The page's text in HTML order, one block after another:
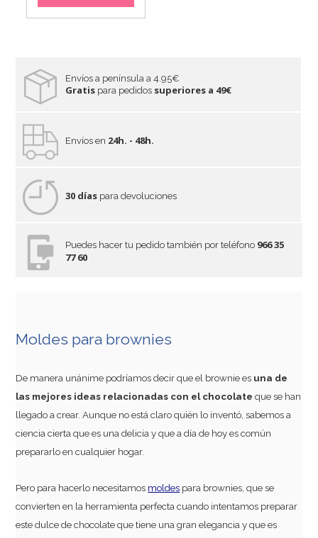
Envíos a península a 4.95€
Gratis para pedidos superiores a 49€
Envíos en 24h. - 48h.
30 días para devoluciones
Puedes hacer tu pedido también por teléfono 966 35
77 60
Moldes para brownies
De manera unánime podríamos decir que el brownie es una de
las mejores ideas relacionadas con el chocolate que se han
llegado a crear. Aunque no está claro quién lo inventó, sabemos a
ciencia cierta que es una delicia y que a día de hoy es común
prepararlo en cualquier hogar.
Pero para hacerlo necesitamos moldes para brownies, que se
convierten en la herramienta perfecta cuando intentamos preparar
este dulce de chocolate que tiene una gran elegancia y que es